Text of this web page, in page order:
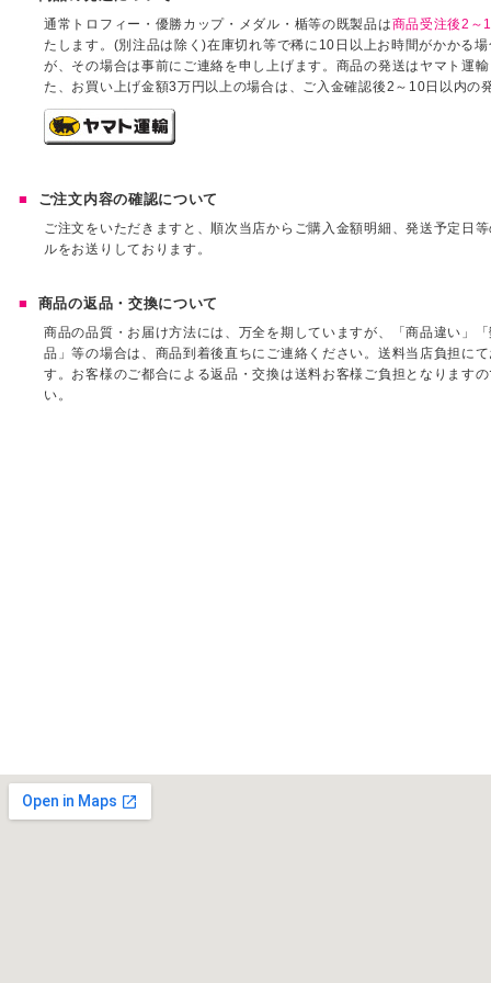
通常トロフィー・優勝カップ・メダル・楯等の既製品は商品受注後2～
たします。(別注品は除く)在庫切れ等で稀に10日以上お時間がかかる
が、その場合は事前にご連絡を申し上げます。商品の発送はヤマト運
た、お買い上げ金額3万円以上の場合は、ご入金確認後2～10日以内の
ご注文内容の確認について
ご注文をいただきますと、順次当店からご購入金額明細、発送予定日
ルをお送りしております。
商品の返品・交換について
商品の品質・お届け方法には、万全を期していますが、「商品違い」
品」等の場合は、商品到着後直ちにご連絡ください。送料当店負担に
す。お客様のご都合による返品・交換は送料お客様ご負担となります
い。